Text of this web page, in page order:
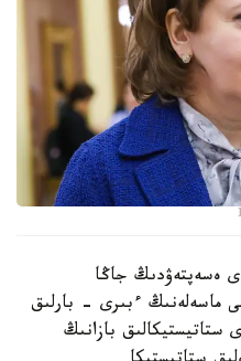
ەسەپتەۋدىڭ جاڭا
ماسەلەنىڭ ءبىرى - بارلىق
ستاتيستيكالىق بازانىڭ